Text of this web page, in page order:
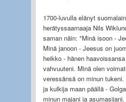
1700-luvulla elänyt
herätyssaarnaaja Nils
saman näin: "Minä isoon -
Minä janoon - Jeesus on
heikko - hänen
vahvuuteni. Minä olen
veressänsä on minun
ja kulkija maan päällä -
minun majani ja